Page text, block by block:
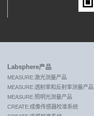
Labsphere产品
MEASURE:激光测量产品
MEASURE:透射率和反射率测量产品
MEASURE:照明光测量产品
CREATE:成像传感器校准系统